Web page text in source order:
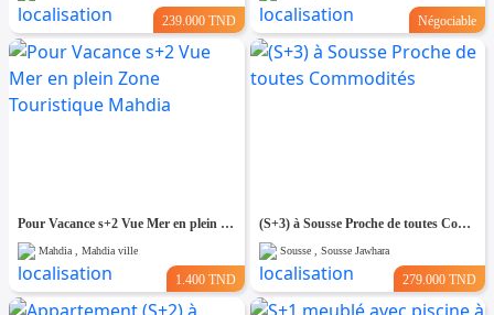
239.000 TND Négociable
Pour Vacance s+2 Vue Mer en plein Zone Touristique Mahdia
Mahdia , Mahdia ville
1.400 TND
(S+3) à Sousse Proche de toutes Commodités
Sousse , Sousse Jawhara
279.000 TND